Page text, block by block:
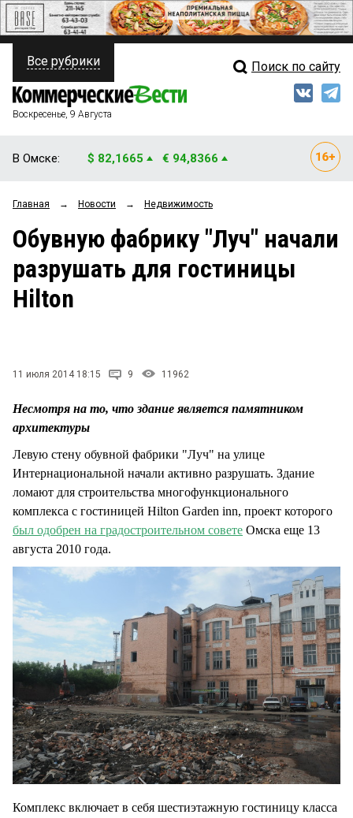
ПОЛИТИКА
ФИНАНСЫ
ОБЩЕСТВО
ЗАКОН
НОВОСТИ КОМПАНИЙ
Свежий выпуск
Мнения
Рейтинги
Блоги
Все рубрики Поиск по сайту
Воскресенье, 9 Августа
В Омске: $ 82,1665 € 94,8366
Главная → Новости → Недвижимость
Обувную фабрику "Луч" начали
разрушать для гостиницы
Hilton
11 июля 2014 18:15 9 11962
Несмотря на то, что здание является памятником
архитектуры
Левую стену обувной фабрики "Луч" на улице
Интернациональной начали активно разрушать. Здание
ломают для строительства многофункционального
комплекса с гостиницей Hilton Garden inn, проект которого
был одобрен на градостроительном совете Омска еще 13
августа 2010 года.
Комплекс включает в себя шестиэтажную гостиницу класса